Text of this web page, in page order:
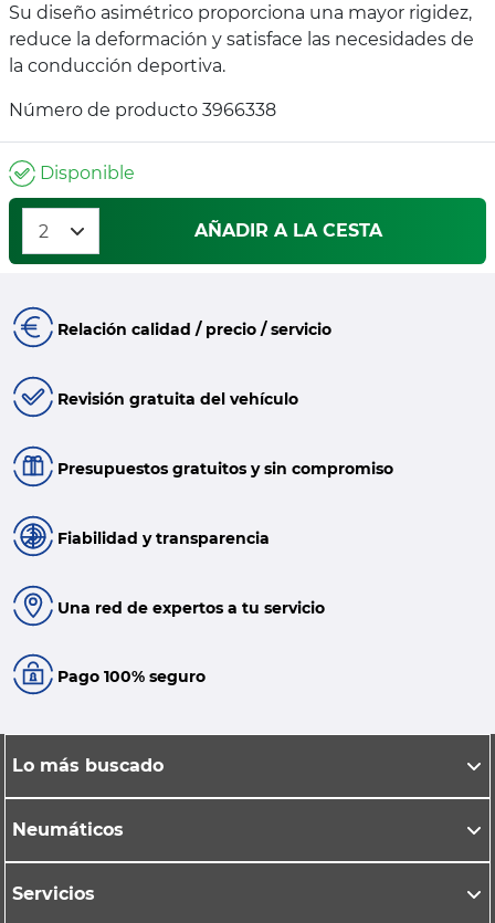
Su diseño asimétrico proporciona una mayor rigidez,
reduce la deformación y satisface las necesidades de
la conducción deportiva.
Número de producto 3966338
Disponible
AÑADIR A LA CESTA
Relación calidad / precio / servicio
Revisión gratuita del vehículo
Presupuestos gratuitos y sin compromiso
Fiabilidad y transparencia
Una red de expertos a tu servicio
Pago 100% seguro
Lo más buscado
Neumáticos
Servicios